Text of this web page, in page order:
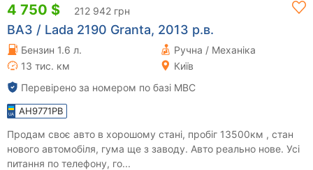
4 750 $ 212 942 грн
ВАЗ / Lada 2190 Granta, 2013 р.в.
Бензин 1.6 л.
Ручна / Механіка
13 тис. км
Київ
Перевірено за номером по базі МВС
AH9771PB
Продам своє авто в хорошому стані, пробіг 13500км , стан
нового автомобіля, гума ще з заводу. Авто реально нове. Усі
питання по телефону, го...